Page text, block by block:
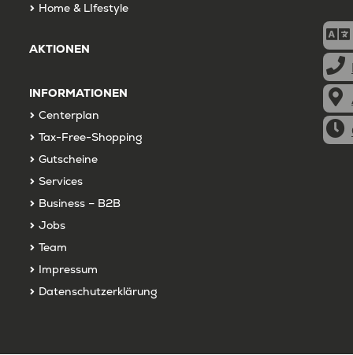
Home & LIfestyle
AKTIONEN
INFORMATIONEN
Centerplan
Tax-Free-Shopping
Gutscheine
Services
Business – B2B
Jobs
Team
Impressum
Datenschutzerklärung